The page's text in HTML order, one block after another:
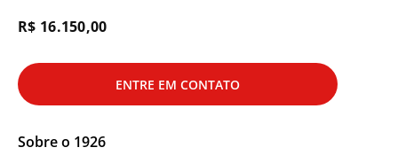
R$ 16.150,00
ENTRE EM CONTATO
Sobre o 1926